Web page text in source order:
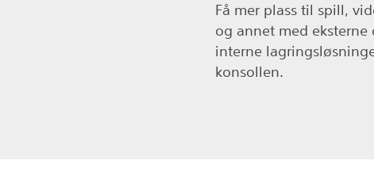
Få mer plass til spill,
og annet med eksterne
interne
konsollen.